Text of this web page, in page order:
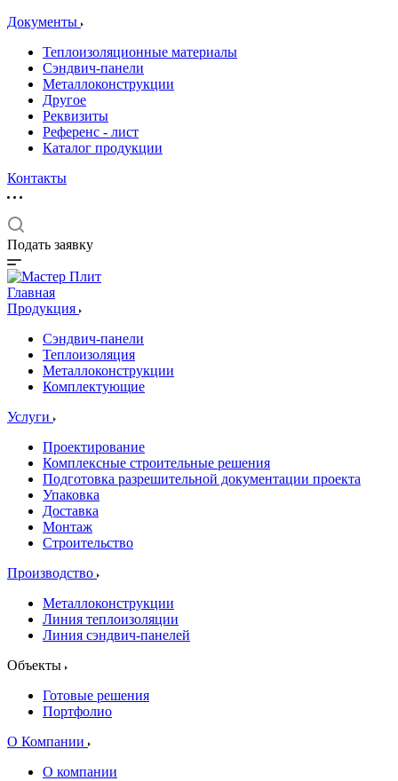
Документы
Теплоизоляционные материалы
Сэндвич-панели
Металлоконструкции
Другое
Реквизиты
Референс - лист
Каталог продукции
Контакты
Подать заявку
Главная
Продукция
Сэндвич-панели
Теплоизоляция
Металлоконструкции
Комплектующие
Услуги
Проектирование
Комплексные строительные решения
Подготовка разрешительной документации проекта
Упаковка
Доставка
Монтаж
Строительство
Производство
Металлоконструкции
Линия теплоизоляции
Линия сэндвич-панелей
Объекты
Готовые решения
Портфолио
О Компании
О компании